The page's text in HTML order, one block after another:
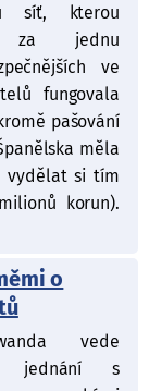
síť, kterou
za jednu
ve
fungovala
pašování
měla
vydělat si tím
korun).
o
vede
jednání s